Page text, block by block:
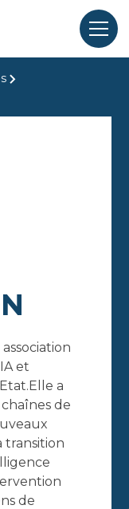
et
a
de
transition
de